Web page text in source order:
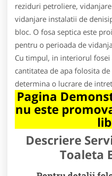
reziduri petroliere,
vidanjare instalatii de
bloc. O fosa septica este
pentru o perioada de
Cu timpul, in interiorul fosei
cantitatea de apa folosita
determina o lucrare de
Pagina
nu este
Descriere
Toaleta